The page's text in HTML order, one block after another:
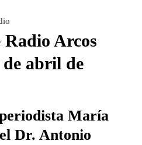
Arcos
abril de
María
Dr. Antonio